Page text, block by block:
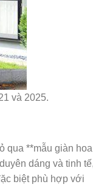
và 2025.
qua **mẫu giàn hoa
dáng và tinh
biệt phù hợp với